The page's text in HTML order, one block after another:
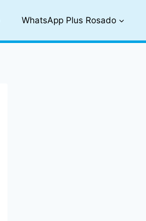
WhatsApp Plus Rosado